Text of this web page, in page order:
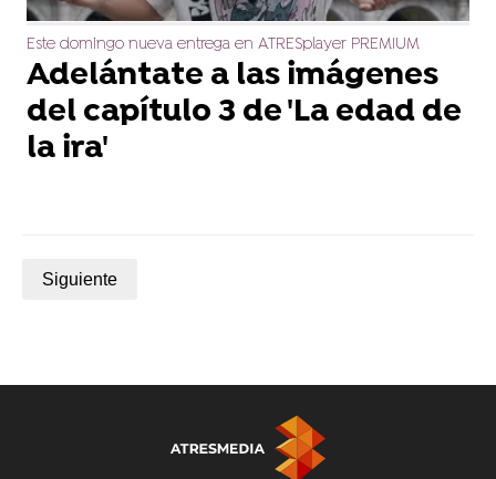
Este domingo nueva entrega en ATRESplayer PREMIUM
Adelántate a las imágenes
del capítulo 3 de 'La edad de
la ira'
Siguiente